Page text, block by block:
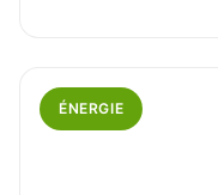
ÉNERGIE